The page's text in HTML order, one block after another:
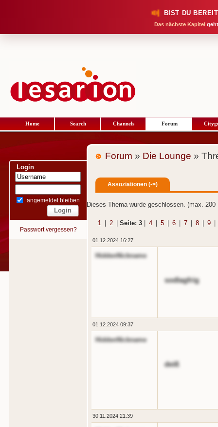
BIST DU
Das nächste Kapitel
Home Search Channels Forum
Login
angemeldet bleiben
Passwort vergessen?
Forum » Die Lounge »
Assoziationen (->)
Dieses Thema wurde geschlossen. (max. 200
1 2 Seite: 3 4 5 6 7 8 9
01.12.2024 16:27
HiddenNickname
sodlagfrig
01.12.2024 09:37
HiddenNickname
deiß
30.11.2024 21:39